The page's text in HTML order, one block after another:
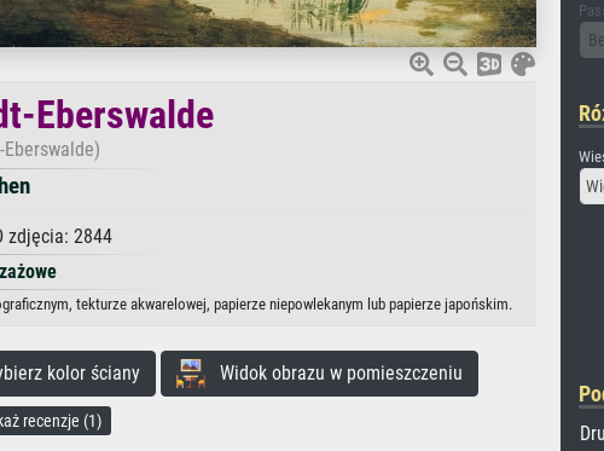
Eberswalde
zdjęcia: 2844
tekturze akwarelowej, papierze niepowlekanym lub papierze japońskim.
kolor ściany Widok obrazu w pomieszczeniu
recenzje (1)